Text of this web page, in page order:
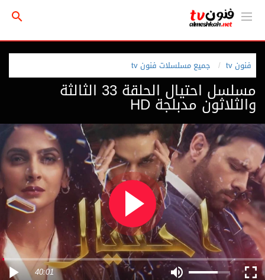
فنون tv جميع مسلسلات فنون tv
مسلسل احتيال الحلقة 33 الثالثة
والثلاثون مدبلجة HD
40:01